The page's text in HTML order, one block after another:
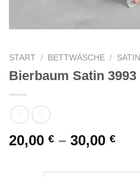
START / BETTWÄSCHE /
Bierbaum Satin 3993
20,00 € – 30,00 €